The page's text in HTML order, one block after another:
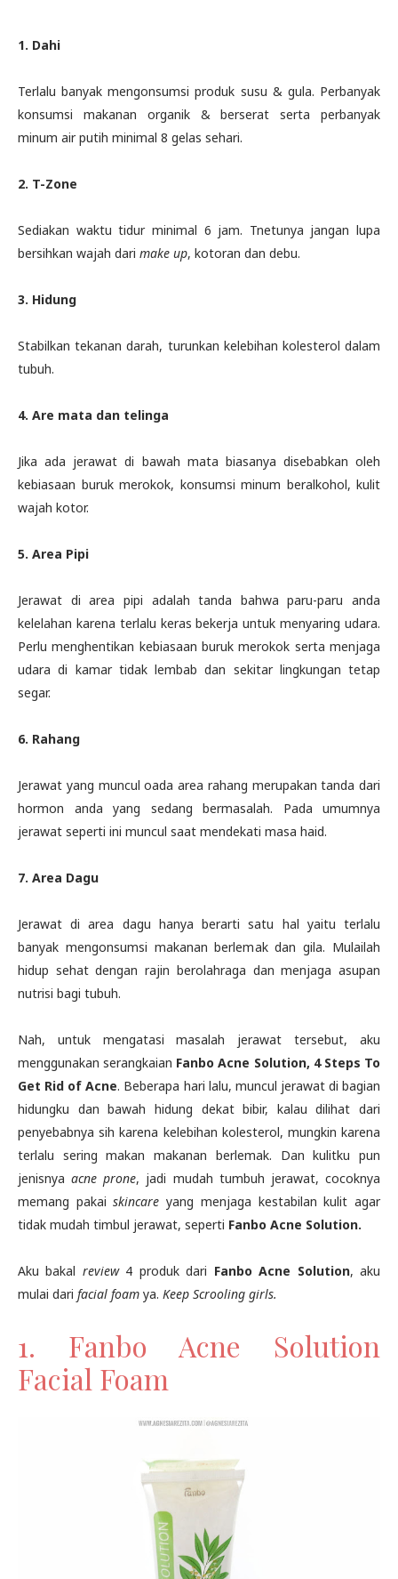
1. Dahi
Terlalu banyak mengonsumsi produk susu & gula. Perbanyak
konsumsi makanan organik & berserat serta perbanyak
minum air putih minimal 8 gelas sehari.
2. T-Zone
Sediakan waktu tidur minimal 6 jam. Tnetunya jangan lupa
bersihkan wajah dari make up, kotoran dan debu.
3. Hidung
Stabilkan tekanan darah, turunkan kelebihan kolesterol dalam
tubuh.
4. Are mata dan telinga
Jika ada jerawat di bawah mata biasanya disebabkan oleh
kebiasaan buruk merokok, konsumsi minum beralkohol, kulit
wajah kotor.
5. Area Pipi
Jerawat di area pipi adalah tanda bahwa paru-paru anda
kelelahan karena terlalu keras bekerja untuk menyaring udara.
Perlu menghentikan kebiasaan buruk merokok serta menjaga
udara di kamar tidak lembab dan sekitar lingkungan tetap
segar.
6. Rahang
Jerawat yang muncul oada area rahang merupakan tanda dari
hormon anda yang sedang bermasalah. Pada umumnya
jerawat seperti ini muncul saat mendekati masa haid.
7. Area Dagu
Jerawat di area dagu hanya berarti satu hal yaitu terlalu
banyak mengonsumsi makanan berlemak dan gila. Mulailah
hidup sehat dengan rajin berolahraga dan menjaga asupan
nutrisi bagi tubuh.
Nah, untuk mengatasi masalah jerawat tersebut, aku
menggunakan serangkaian Fanbo Acne Solution, 4 Steps To
Get Rid of Acne. Beberapa hari lalu, muncul jerawat di bagian
hidungku dan bawah hidung dekat bibir, kalau dilihat dari
penyebabnya sih karena kelebihan kolesterol, mungkin karena
terlalu sering makan makanan berlemak. Dan kulitku pun
jenisnyaacne prone, jadi mudah tumbuh jerawat, cocoknya
memang pakaiskincare yang menjaga kestabilan kulit agar
tidak mudah timbul jerawat, seperti Fanbo Acne Solution.
Aku bakal review4 produk dari Fanbo Acne Solution, aku
mulai dari facial foam ya. Keep Scrooling girls.
1. Fanbo Acne Solution
Facial Foam